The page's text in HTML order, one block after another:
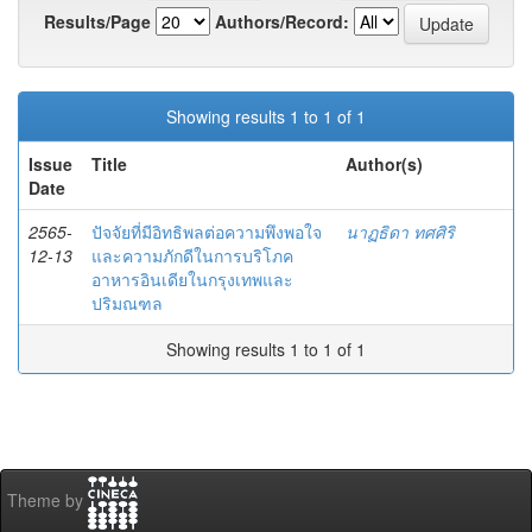
Results/Page
Authors/Record:
Showing results 1 to 1 of 1
Issue
Date
Title Author(s)
2565-
12-13
ปัจจัยที่มีอิทธิพลต่อความพึงพอใจ
และความภักดีในการบริโภค
อาหารอินเดียในกรุงเทพและ
ปริมณฑล
นาฏธิดา ทศศิริ
Showing results 1 to 1 of 1
Theme by